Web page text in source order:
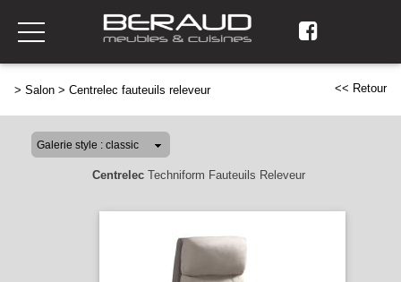
> Salon > Centrelec fauteuils releveur << Retour
CentrelecTechniform Fauteuils Releveur